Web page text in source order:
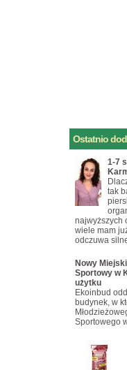
Ostatnio
1-7
tak
najwyższych
wiele mam
odczuwa
Nowy
Sportowy w
użytku
Ekoinbud
budynek, w
Sportowego